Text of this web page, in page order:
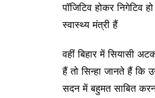
पॉजिटिव होकर निगेटिव
स्वास्थ्य मंत्री हैं
वहीं बिहार में सियासी
हैं तो सिन्हा जानते हैं कि
सदन में बहुमत साबित